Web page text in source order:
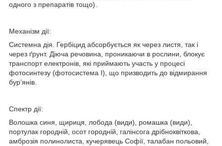
одного з препаратів тощо).
Механiзм дії:
Системна дія. Гербіцид абсорбується як через листя, так і
через ґрунт. Діюча речовина, проникаючи в рослини, блокує
транспорт електронів, які приймають участь у процесі
фотосинтезу (фотосистема I), що призводить до відмирання
бур’янів.
Спектр дії:
Волошка синя, щириця, лобода (види), ромашка (види),
портулак городній, осот городній, галінсога дрібноквіткова,
амброзія полинолиста, кучерявець Софії, талабан польовий,